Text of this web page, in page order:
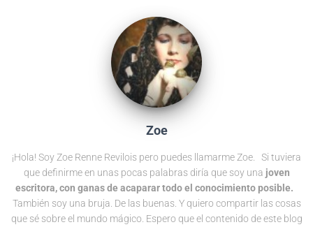
Zoe
¡Hola! Soy Zoe Renne Revilois pero puedes llamarme Zoe. Si tuviera
que definirme en unas pocas palabras diría que soy una joven
escritora, con ganas de acaparar todo el conocimiento posible.
También soy una bruja. De las buenas. Y quiero compartir las cosas
que sé sobre el mundo mágico. Espero que el contenido de este blog